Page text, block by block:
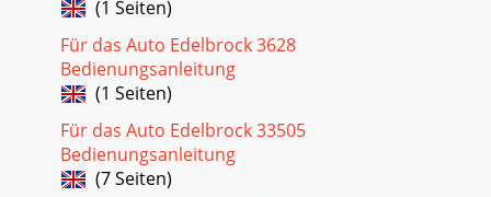
(1 Seiten)
Für das Auto Edelbrock 3628
Bedienungsanleitung
(1 Seiten)
Für das Auto Edelbrock 33505
Bedienungsanleitung
(7 Seiten)